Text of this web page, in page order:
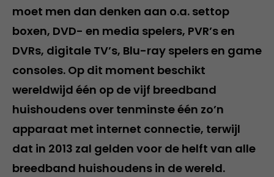
moet men dan denken aan o.a. settop
boxen, DVD- en media spelers, PVR’s en
DVRs, digitale TV’s, Blu-ray spelers en game
consoles. Op dit moment beschikt
wereldwijd één op de vijf breedband
huishoudens over tenminste één zo’n
apparaat met internet connectie, terwijl
dat in 2013 zal gelden voor de helft van alle
breedband huishoudens in de wereld.